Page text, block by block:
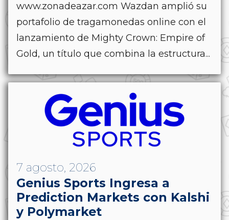
www.zonadeazar.com Wazdan amplió su
portafolio de tragamonedas online con el
lanzamiento de Mighty Crown: Empire of
Gold, un título que combina la estructura...
7 agosto, 2026
Genius Sports Ingresa a
Prediction Markets con Kalshi
y Polymarket